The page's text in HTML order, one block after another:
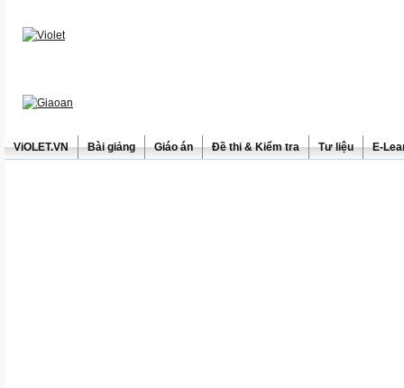
ViOLET.VN Bài giảng Giáo án Đề thi & Kiểm tra Tư liệu E-